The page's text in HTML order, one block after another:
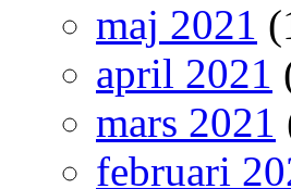
maj 2021
april 2021
mars 2021
februari